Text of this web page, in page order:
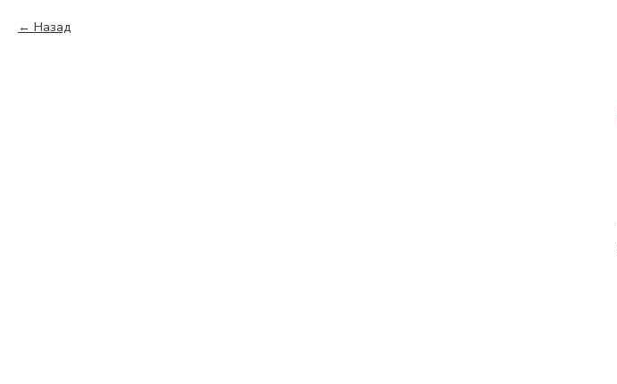
Назад